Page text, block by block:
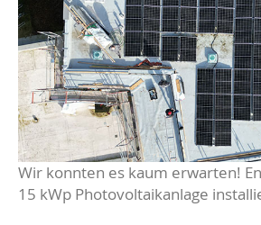
Wir konnten es kaum erwarten!
15 kWp Photovoltaikanlage